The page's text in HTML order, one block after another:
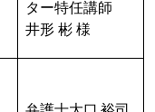
ター特任講師
井形 彬 様